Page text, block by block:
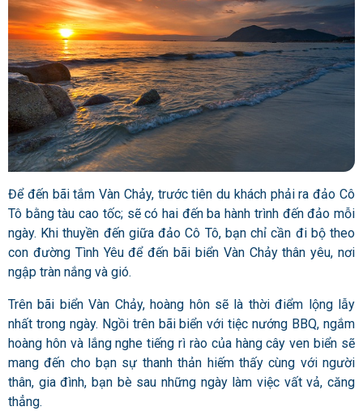
Để đến bãi tắm Vàn Chảy, trước tiên du khách phải ra đảo Cô
Tô bằng tàu cao tốc; sẽ có hai đến ba hành trình đến đảo mỗi
ngày. Khi thuyền đến giữa đảo Cô Tô, bạn chỉ cần đi bộ theo
con đường Tình Yêu để đến bãi biển Vàn Chảy thân yêu, nơi
ngập tràn nắng và gió.
Trên bãi biển Vàn Chảy, hoàng hôn sẽ là thời điểm lộng lẫy
nhất trong ngày. Ngồi trên bãi biển với tiệc nướng BBQ, ngắm
hoàng hôn và lắng nghe tiếng rì rào của hàng cây ven biển sẽ
mang đến cho bạn sự thanh thản hiếm thấy cùng với người
thân, gia đình, bạn bè sau những ngày làm việc vất vả, căng
thẳng.